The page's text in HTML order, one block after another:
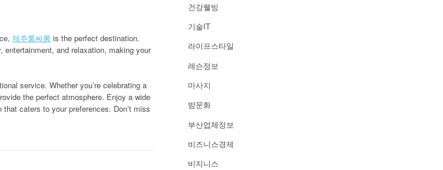
제주룸싸롱 is the perfect destination.
and relaxation, making your
service. Whether you’re celebrating a
the perfect atmosphere. Enjoy a wide
caters to your preferences. Don’t miss
건강웰빙
기술IT
라이프스타일
레슨정보
마사지
밤문화
부산업체정보
비즈니스경제
비지니스